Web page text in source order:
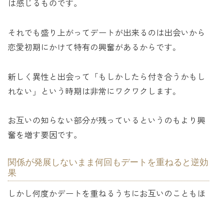
は感じるものです。
それでも盛り上がってデートが出来るのは出会いから
恋愛初期にかけて特有の興奮があるからです。
新しく異性と出会って「もしかしたら付き合うかもし
れない」という時期は非常にワクワクします。
お互いの知らない部分が残っているというのもより興
奮を増す要因です。
関係が発展しないまま何回もデートを重ねると逆効
果
しかし何度かデートを重ねるうちにお互いのこともほ